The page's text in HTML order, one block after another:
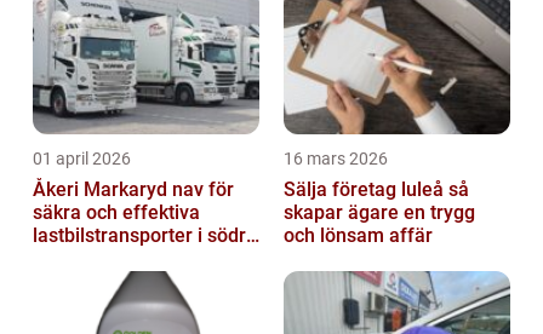
01 april 2026
Åkeri Markaryd nav för
säkra och effektiva
lastbilstransporter i södra
16 mars 2026
Sälja företag luleå så
skapar ägare en trygg
och lönsam affär